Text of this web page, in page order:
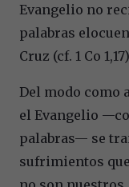
Evangelio no
palabras
Cruz (cf. 1 Co
Del modo como
el Evangelio
palabras— se
sufrimientos